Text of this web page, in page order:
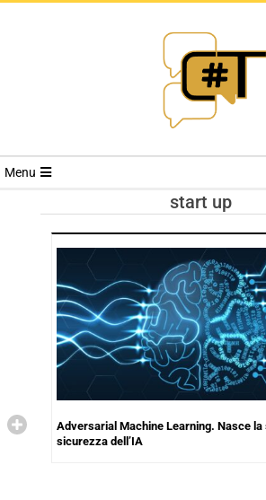
Menu
start up
Adversarial Machine Learning. Nasce la
sicurezza dell’IA